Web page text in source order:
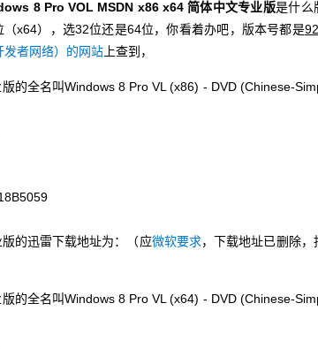
8 Pro VOL MSDN x86 x64 简体中文专业版是什么
x64），选32位还是64位，你看着办吧，版本号都是
发者网络）的网站 上查到，
的全名叫Windows 8 Pro VL (x86) - DVD (Chinese-
的迅雷下载地址为：（应微软要求，下载地址已删除，
的全名叫Windows 8 Pro VL (x64) - DVD (Chinese-